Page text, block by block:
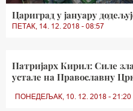
Цариград у јануару
ПЕТАК, 14. 12. 2018 - 08:57
Патријарх Кирил: Силе зла
устале на Православну
ПОНЕДЕЉАК, 10. 12. 2018 - 21:20